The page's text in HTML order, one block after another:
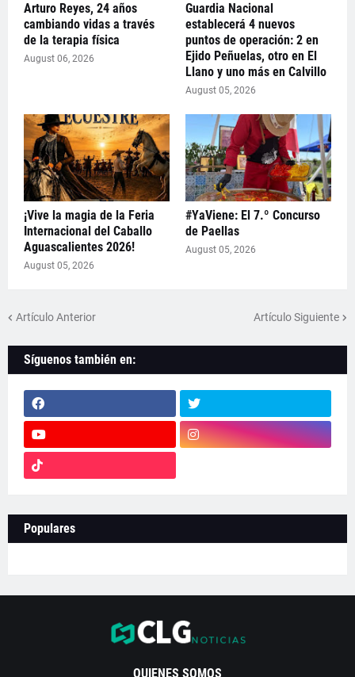
Arturo Reyes, 24 años
cambiando vidas a través
de la terapia física
August 06, 2026
Guardia Nacional
establecerá 4 nuevos
puntos de operación: 2 en
Ejido Peñuelas, otro en El
Llano y uno más en Calvillo
August 05, 2026
¡Vive la magia de la Feria
Internacional del Caballo
Aguascalientes 2026!
August 05, 2026
#YaViene: El 7.º Concurso
de Paellas
August 05, 2026
Artículo Anterior Artículo Siguiente
Síguenos también en:
Populares
QUIENES SOMOS